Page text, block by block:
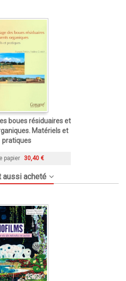
boues résiduaires et
Matériels et
pratiques
papier 30,40 €
aussi acheté